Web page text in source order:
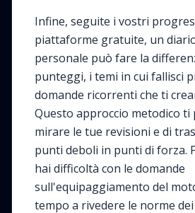
Infine, seguite i vostri
piattaforme gratuite, un
personale può fare la
punteggi, i temi in cui fallisci
domande ricorrenti che ti
Questo approccio metodico ti
mirare le tue revisioni e di
punti deboli in punti di forza.
hai difficoltà con le domande
sull'equipaggiamento del
tempo a rivedere le norme dei